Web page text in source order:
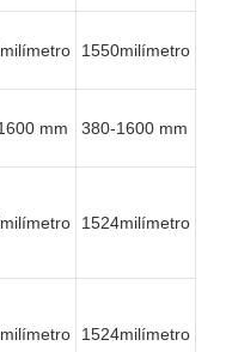
1550milímetro
mm 380-1600 mm
1524milímetro
1524milímetro